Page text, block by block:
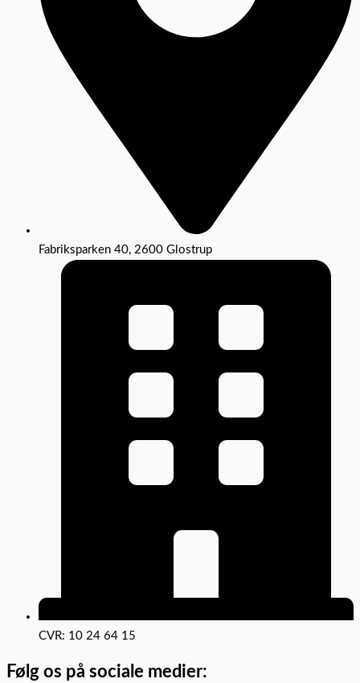
Fabriksparken 40, 2600 Glostrup
CVR: 10 24 64 15
Følg os på sociale medier: